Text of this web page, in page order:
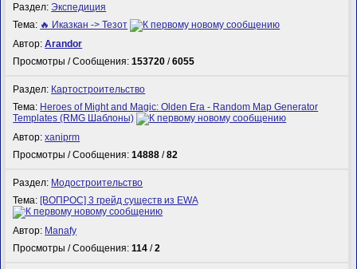
Раздел:Экспедиция
Тема: 🔥 Иказкан -> Тезот
Автор:Arandor
Просмотры / Сообщения:153720 /6055
Раздел: Картостроительство
Тема: Heroes of Might and Magic: Olden Era - Random Map Generator
Templates (RMG Шаблоны)
Автор:xaniprm
Просмотры / Сообщения:14888 /82
Раздел: Модостроительство
Тема: [ВОПРОС] 3 грейд существ из EWA
Автор: Manafy
Просмотры / Сообщения:114 /2